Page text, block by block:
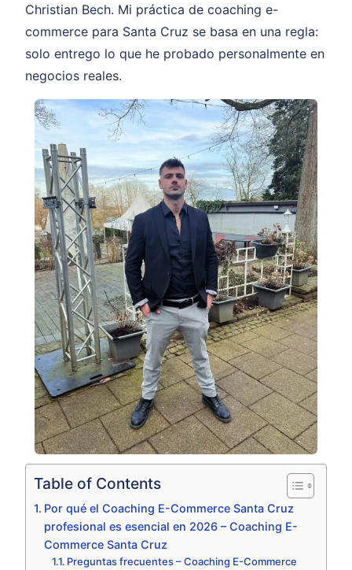
Christian Bech. Mi práctica de coaching e-
commerce para Santa Cruz se basa en una regla:
solo entrego lo que he probado personalmente en
negocios reales.
Table of Contents
Por qué el Coaching E-Commerce Santa Cruz
profesional es esencial en 2026 – Coaching E-
Commerce Santa Cruz
Preguntas frecuentes – Coaching E-Commerce